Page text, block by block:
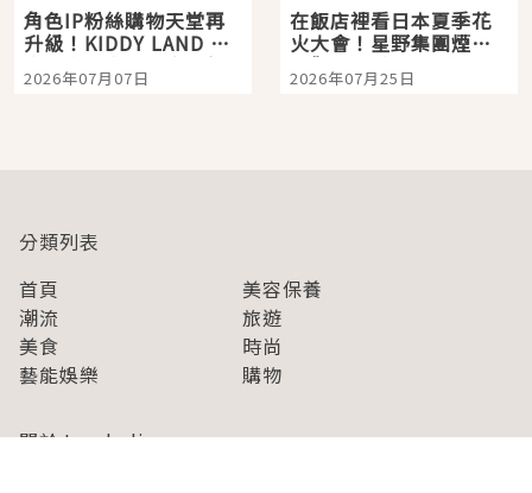
角色IP粉絲購物天堂再
升級！KIDDY LAND 原
宿店吉伊卡哇迎客，新
開幕 OMOKADO 店3分
2026年07月07日
在飯店裡看日本夏季花
火大會！星野集團煙火
景觀飯店6選，讓你不用
人擠人悠閒欣賞
2026年07月25日
分類列表
首頁
美容保養
潮流
旅遊
美食
時尚
藝能娛樂
購物
關於Japaholic